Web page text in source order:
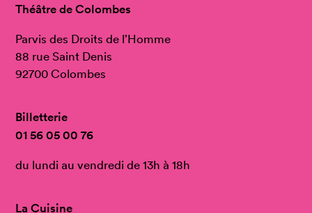
Théâtre de Colombes
Parvis des Droits de l’Homme
88 rue Saint Denis
92700 Colombes
Billetterie
01 56 05 00 76
du lundi au vendredi de 13h à 18h
La Cuisine